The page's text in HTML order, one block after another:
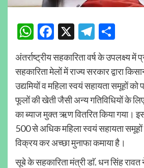
WhatsApp
Facebook
X
अंतर्राष्ट्रीय सहकारिता वर्ष के उपलक्ष्य
सहकारिता मेलों में राज्य सरकार द्वारा
उद्यमियों व महिला स्वयं सहायता समूहों
फूलों की खेती जैसी अन्य गतिविधियों के
का ब्याज मुक्त ऋण वितरित किया गया।
500 से अधिक महिला स्वयं सहायता समूहों
विक्रय कर अच्छा मुनाफा कमाया है।
सूबे के सहकारिता मंत्री डाॅ. धन सिंह रावत